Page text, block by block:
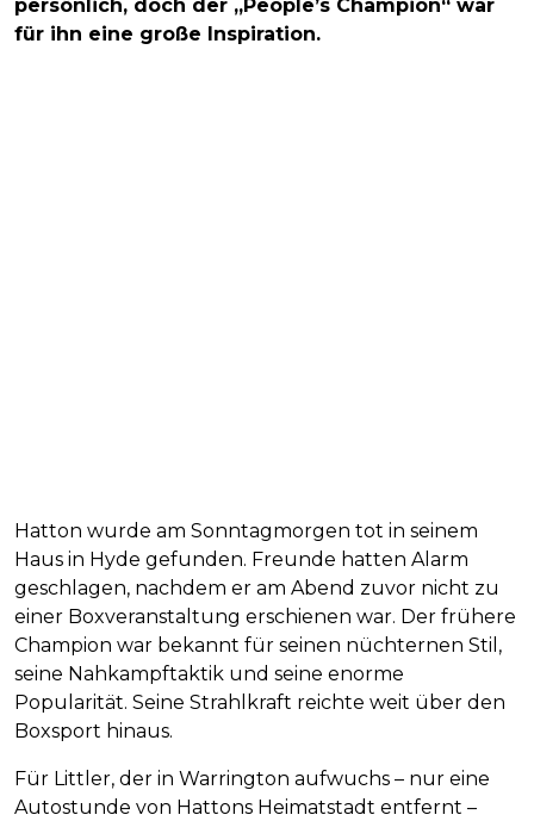
persönlich, doch der „People’s Champion“ war
für ihn eine große Inspiration.
Hatton wurde am Sonntagmorgen tot in seinem
Haus in Hyde gefunden. Freunde hatten Alarm
geschlagen, nachdem er am Abend zuvor nicht zu
einer Boxveranstaltung erschienen war. Der frühere
Champion war bekannt für seinen nüchternen Stil,
seine Nahkampftaktik und seine enorme
Popularität. Seine Strahlkraft reichte weit über den
Boxsport hinaus.
Für Littler, der in Warrington aufwuchs – nur eine
Autostunde von Hattons Heimatstadt entfernt –